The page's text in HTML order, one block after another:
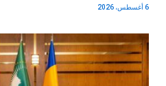
6 أغسطس، 2026